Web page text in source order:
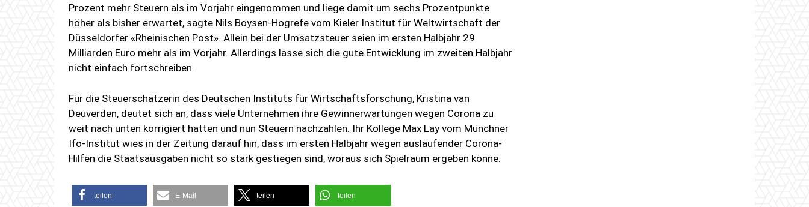
Prozent mehr Steuern als im Vorjahr eingenommen und liege damit um sechs Prozentpunkte
höher als bisher erwartet, sagte Nils Boysen-Hogrefe vom Kieler Institut für Weltwirtschaft der
Düsseldorfer «Rheinischen Post». Allein bei der Umsatzsteuer seien im ersten Halbjahr 29
Milliarden Euro mehr als im Vorjahr. Allerdings lasse sich die gute Entwicklung im zweiten Halbjahr
nicht einfach fortschreiben.
Für die Steuerschätzerin des Deutschen Instituts für Wirtschaftsforschung, Kristina van
Deuverden, deutet sich an, dass viele Unternehmen ihre Gewinnerwartungen wegen Corona zu
weit nach unten korrigiert hatten und nun Steuern nachzahlen. Ihr Kollege Max Lay vom Münchner
Ifo-Institut wies in der Zeitung darauf hin, dass im ersten Halbjahr wegen auslaufender Corona-
Hilfen die Staatsausgaben nicht so stark gestiegen sind, woraus sich Spielraum ergeben könne.
teilen E-Mail teilen teilen